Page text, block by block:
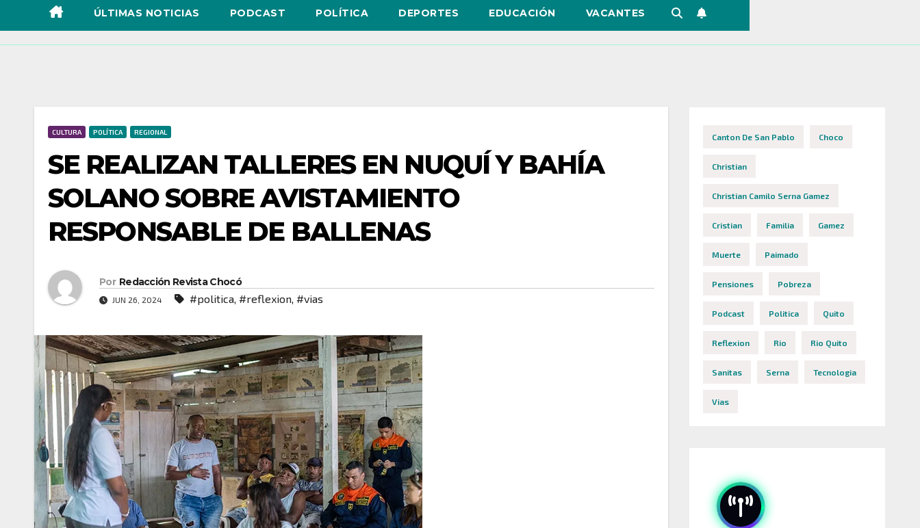
ÚLTIMAS NOTICIAS PODCAST POLÍTICA DEPORTES EDUCACIÓN VACANTES
CULTURA POLÍTICA REGIONAL
SE REALIZAN TALLERES EN NUQUÍ Y BAHÍA
SOLANO SOBRE AVISTAMIENTO
RESPONSABLE DE BALLENAS
Por Redacción Revista Chocó
JUN 26, 2024 #politica #reflexion #vias
Canton De San Pablo Choco
Christian
Christian Camilo Serna Gamez
Cristian Familia Gamez
Muerte Paimado
Pensiones Pobreza
Podcast Politica Quito
Reflexion Rio Rio Quito
Sanitas Serna Tecnologia
Vias